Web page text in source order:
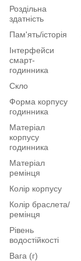
Роздільна
здатність
Пам'ять/історія
Інтерфейси
смарт-
годинника
Скло
Форма корпусу
годинника
Матеріал
корпусу
годинника
Матеріал
ремінця
Колір корпусу
Колір браслета/
ремінця
Рівень
водостійкості
Вага (г)